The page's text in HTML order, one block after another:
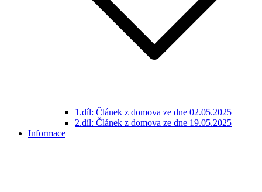
1.díl: Článek z domova ze dne 02.05.2025
2.díl: Článek z domova ze dne 19.05.2025
Informace